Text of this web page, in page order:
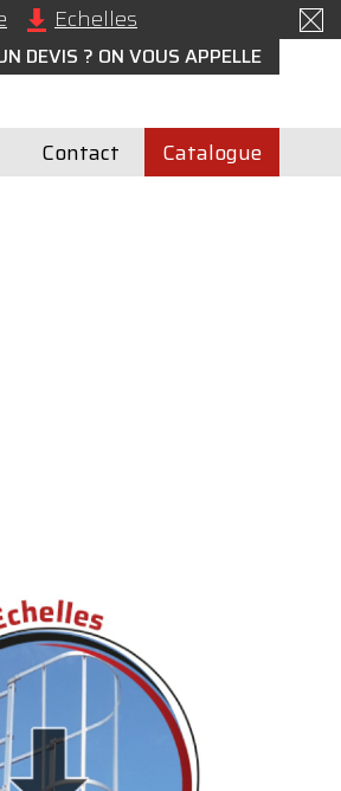
Echelles
DEVIS ? ON VOUS APPELLE
Contact Catalogue